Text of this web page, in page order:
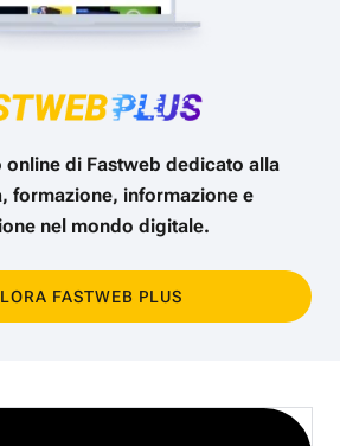
online di Fastweb dedicato alla
formazione, informazione e
nel mondo digitale.
FASTWEB PLUS